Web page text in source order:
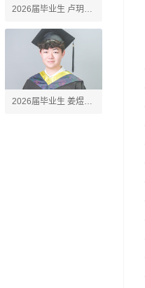
2026届毕业生 卢玥
2026届毕业生 姜煜垒